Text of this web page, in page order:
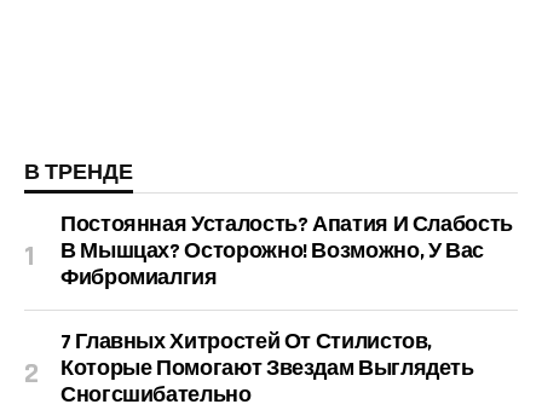
В ТРЕНДЕ
Постоянная Усталость? Апатия И Слабость
В Мышцах? Осторожно! Возможно, У Вас
Фибромиалгия
7 Главных Хитростей От Стилистов,
Которые Помогают Звездам Выглядеть
Сногсшибательно